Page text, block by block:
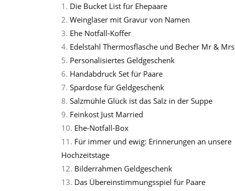
1. Die Bucket List für Ehepaare
2. Weingläser mit Gravur von Namen
3. Ehe Notfall-Koffer
4. Edelstahl Thermosflasche und Becher Mr & Mrs
5. Personalisiertes Geldgeschenk
6. Handabdruck Set für Paare
7. Spardose für Geldgeschenk
8. Salzmühle Glück ist das Salz in der Suppe
9. Feinkost Just Married
10. Ehe-Notfall-Box
11. Für immer und ewig: Erinnerungen an unsere
Hochzeitstage
12. Bilderrahmen Geldgeschenk
13. Das Übereinstimmungsspiel für Paare